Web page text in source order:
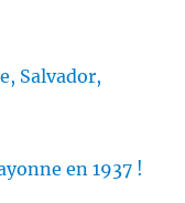
Salvador,
en 1937 !